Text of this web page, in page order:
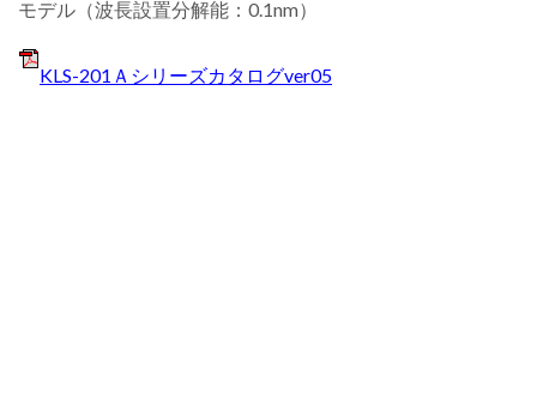
モデル（波長設置分解能：0.1nm）
KLS-201Ａシリーズカタログver05